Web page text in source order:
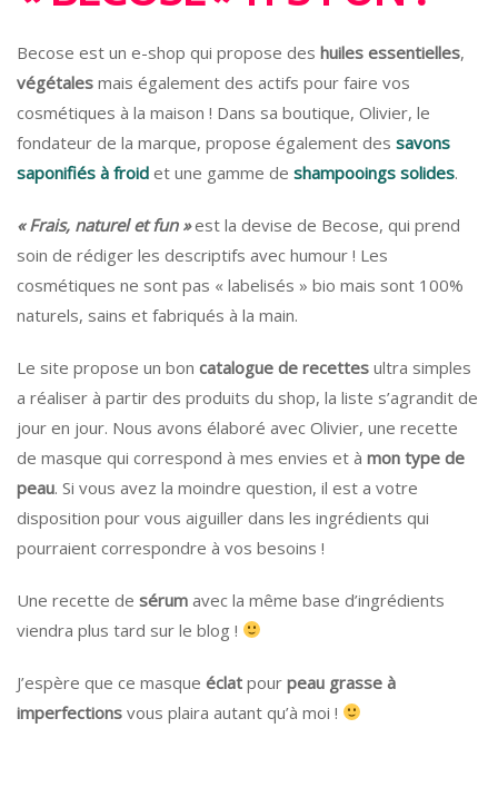
Becose est un e-shop qui propose des huiles essentielles,
végétales mais également des actifs pour faire vos
cosmétiques à la maison ! Dans sa boutique, Olivier, le
fondateur de la marque, propose également des savons
saponifiés à froid et une gamme de shampooings solides.
« Frais, naturel et fun »est la devise de Becose, qui prend
soin de rédiger les descriptifs avec humour ! Les
cosmétiques ne sont pas « labelisés » bio mais sont 100%
naturels, sains et fabriqués à la main.
Le site propose un bon catalogue de recettes ultra simples
a réaliser à partir des produits du shop, la liste s’agrandit de
jour en jour. Nous avons élaboré avec Olivier, une recette
de masque qui correspond à mes envies et à mon type de
peau. Si vous avez la moindre question, il est a votre
disposition pour vous aiguiller dans les ingrédients qui
pourraient correspondre à vos besoins !
Une recette de sérum avec la même base d’ingrédients
viendra plus tard sur le blog !
J’espère que ce masque éclat pour peau grasse à
imperfections vous plaira autant qu’à moi !